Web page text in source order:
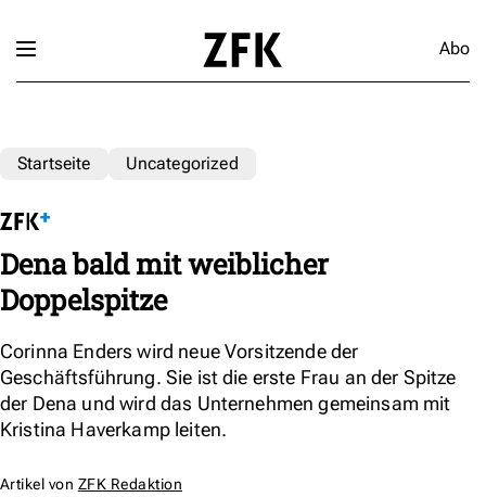
Abo
Startseite Uncategorized
Dena bald mit weiblicher
Doppelspitze
Corinna Enders wird neue Vorsitzende der
Geschäftsführung. Sie ist die erste Frau an der Spitze
der Dena und wird das Unternehmen gemeinsam mit
Kristina Haverkamp leiten.
Artikel von ZFK Redaktion